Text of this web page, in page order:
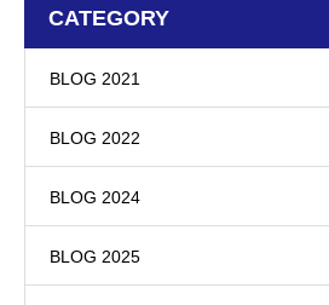
CATEGORY
BLOG 2021
BLOG 2022
BLOG 2024
BLOG 2025